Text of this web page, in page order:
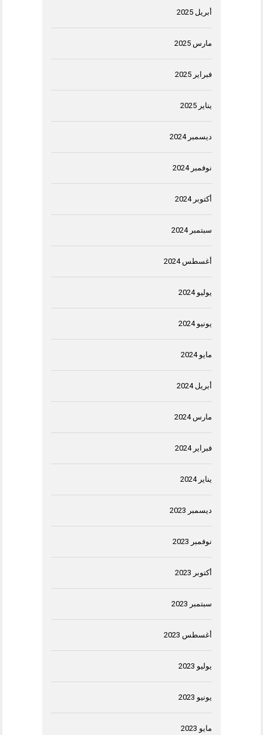
أبريل 2025
مارس 2025
فبراير 2025
يناير 2025
ديسمبر 2024
نوفمبر 2024
أكتوبر 2024
سبتمبر 2024
أغسطس 2024
يوليو 2024
يونيو 2024
مايو 2024
أبريل 2024
مارس 2024
فبراير 2024
يناير 2024
ديسمبر 2023
نوفمبر 2023
أكتوبر 2023
سبتمبر 2023
أغسطس 2023
يوليو 2023
يونيو 2023
مايو 2023